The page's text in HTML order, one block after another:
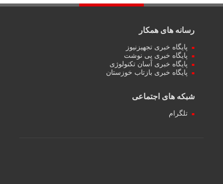
رسانه های همکار
پایگاه خبری تجهیزنیوز
پایگاه خبری پی نوشت
پایگاه خبری آسان تکنولوژی
پایگاه خبری بازتاب خوزستان
شبکه های اجتماعی
تلگرام